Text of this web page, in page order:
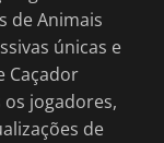
de Animais
únicas e
Caçador
jogadores,
de